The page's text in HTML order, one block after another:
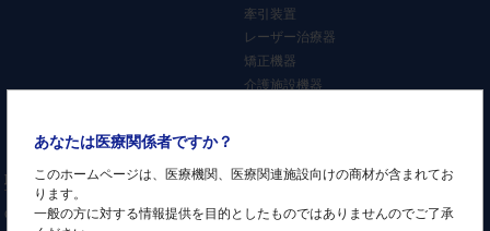
あなたは医療関係者ですか？
このホームページは、医療機関、医療関連施設向けの商材が含まれてお
ります。
一般の方に対する情報提供を目的としたものではありませんのでご了承
牽引装置
レーザー治療器
矯正機器
介護施設機器
取扱いメーカー
GEヘルスケア